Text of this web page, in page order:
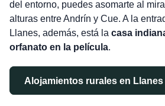
del entorno, puedes asomarte al
alturas entre Andrín y Cue. A la
Llanes, además, está la casa
orfanato en la película.
Alojamientos rurales en Llanes